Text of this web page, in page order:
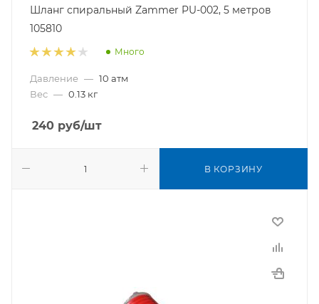
Шланг спиральный Zammer PU-002, 5 метров
105810
Много
Давление — 10 атм
Вес — 0.13 кг
240 руб/шт
В КОРЗИНУ